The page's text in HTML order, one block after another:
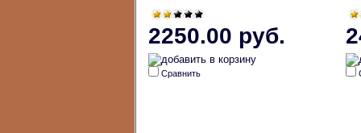
2250.00 руб.
Сравнить